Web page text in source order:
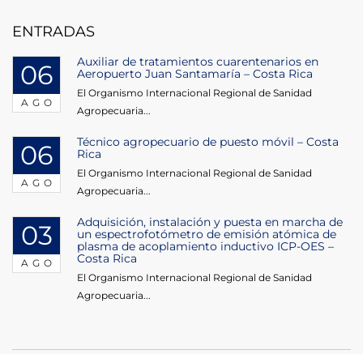
ENTRADAS
06
AGO
Auxiliar de tratamientos cuarentenarios en
Aeropuerto Juan Santamaría – Costa Rica
El Organismo Internacional Regional de Sanidad
Agropecuaria...
06
AGO
Técnico agropecuario de puesto móvil – Costa
Rica
El Organismo Internacional Regional de Sanidad
Agropecuaria...
03
AGO
Adquisición, instalación y puesta en marcha de
un espectrofotómetro de emisión atómica de
plasma de acoplamiento inductivo ICP-OES –
Costa Rica
El Organismo Internacional Regional de Sanidad
Agropecuaria...